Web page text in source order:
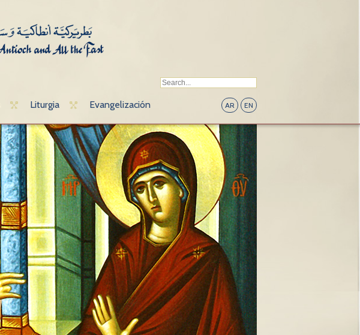
Liturgia Evangelización AR EN